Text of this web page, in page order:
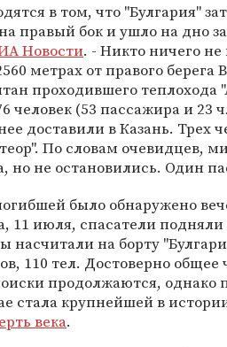
в том, что "Булгария"
правый бок и ушло на дно
Новости. - Никто ничего не
метрах от правого
проходившего теплохода
человек (53 пассажира и
доставили в Казань. Трех
По словам очевидцев,
но не остановились. Один
было обнаружено
11 июля, спасатели подняли
насчитали на борту
110 тел. Достоверно
продолжаются, однако
стала крупнейшей в
века.